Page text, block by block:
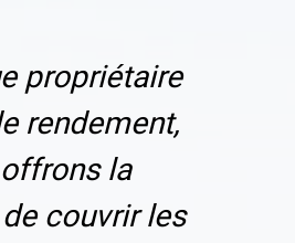
propriétaire
rendement,
la
couvrir les